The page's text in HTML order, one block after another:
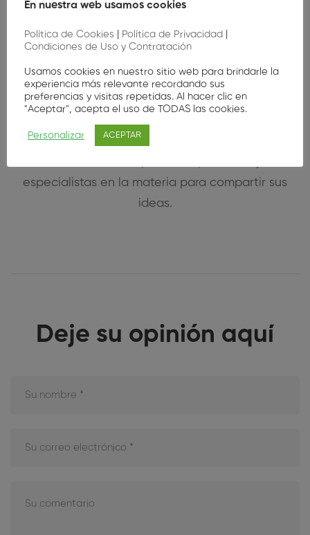
/ Content Writer / Developer
Regístrese en línea, consiga su entrada y reúnase
especialistas en la materia para compartir sus
ideas.
Deje su opinión aquí
En nuestra web usamos cookies
Política de Cookies Política de Privacidad
Condiciones de Uso y Contratación
Usamos cookies en nuestro sitio web para brindarle la
experiencia más relevante recordando sus
preferencias y visitas repetidas. Al hacer clic en
"Aceptar", acepta el uso de TODAS las cookies.
Personalizar ACEPTAR